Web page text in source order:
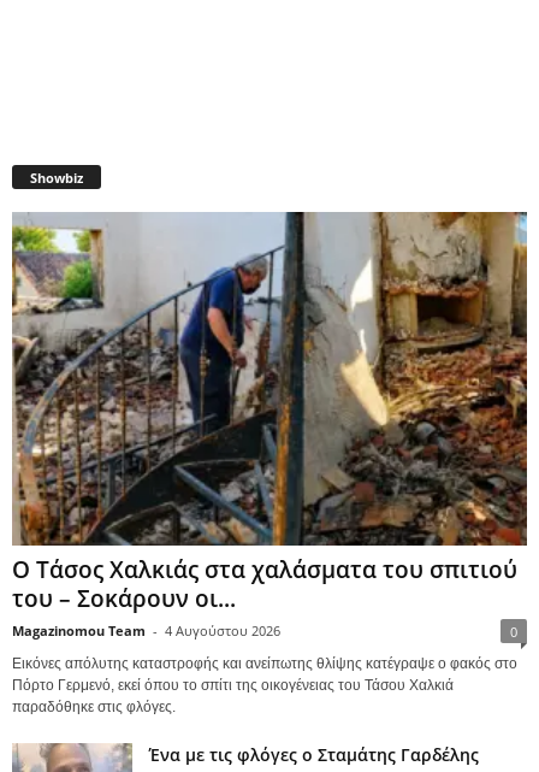
Showbiz
Ο Τάσος Χαλκιάς στα χαλάσματα του σπιτιού
του – Σοκάρουν οι...
Magazinomou Team - 4 Αυγούστου 2026 0
Εικόνες απόλυτης καταστροφής και ανείπωτης θλίψης κατέγραψε ο φακός στο
Πόρτο Γερμενό, εκεί όπου το σπίτι της οικογένειας του Τάσου Χαλκιά
παραδόθηκε στις φλόγες.
Ένα με τις φλόγες ο Σταμάτης Γαρδέλης